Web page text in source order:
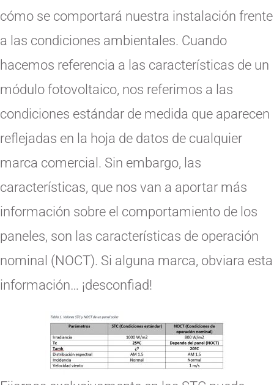
cómo se comportará nuestra instalación frente
a las condiciones ambientales. Cuando
hacemos referencia a las características de un
módulo fotovoltaico, nos referimos a las
condiciones estándar de medida que aparecen
reflejadas en la hoja de datos de cualquier
marca comercial. Sin embargo, las
características, que nos van a aportar más
información sobre el comportamiento de los
paneles, son las características de operación
nominal (NOCT). Si alguna marca, obviara esta
información… ¡desconfiad!